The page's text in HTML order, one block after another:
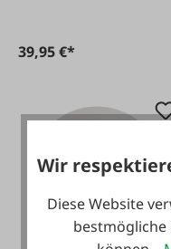
39,95 €*
Wir
Diese Website